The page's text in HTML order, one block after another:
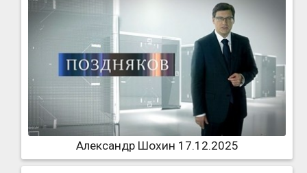
Александр Шохин 17.12.2025